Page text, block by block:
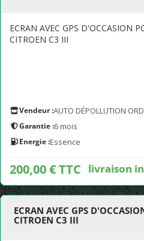
ECRAN AVEC GPS D'OCCASION
CITROEN C3 III
Vendeur :AUTO DÉPOLLUTION
Garantie :6 mois
Energie :Essence
200,00 € TTC livraison
ECRAN AVEC GPS
CITROEN C3 III